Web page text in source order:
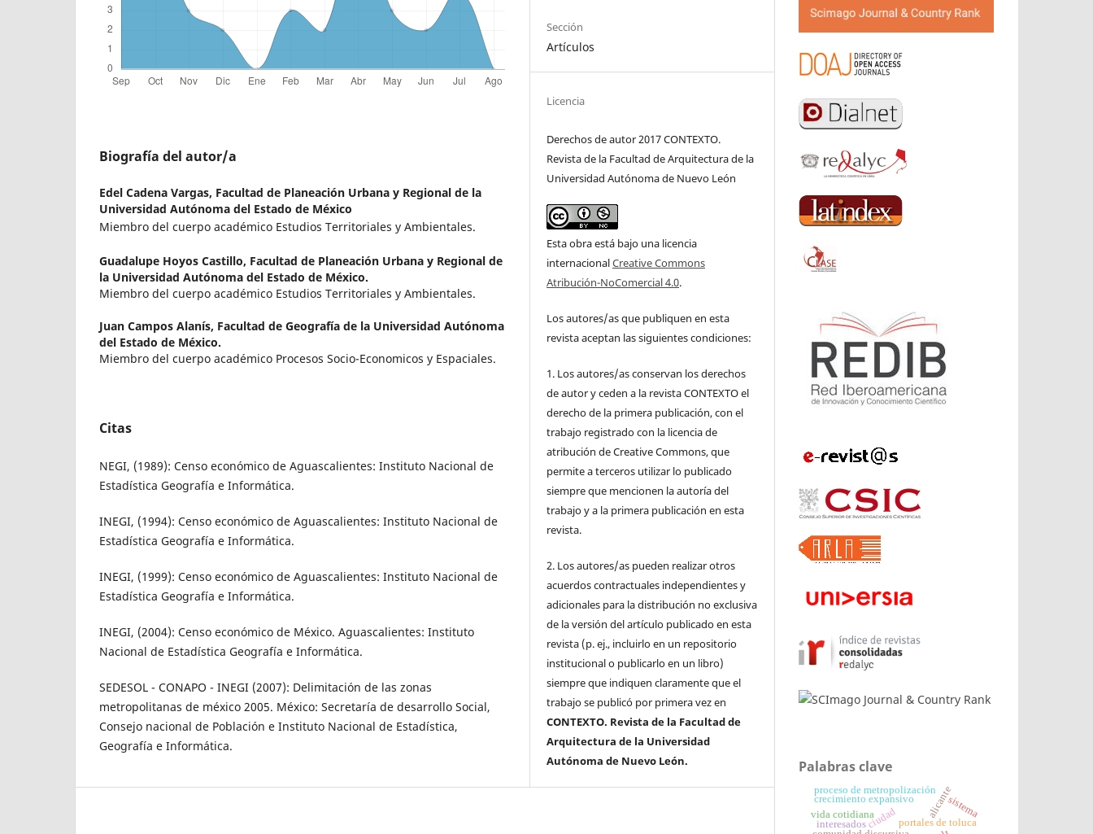
Biografía del autor/a
Edel Cadena Vargas, Facultad de Planeación Urbana y Regional de la
Universidad Autónoma del Estado de México
Miembro del cuerpo académico Estudios Territoriales y Ambientales.
Guadalupe Hoyos Castillo, Facultad de Planeación Urbana y Regional de
la Universidad Autónoma del Estado de México.
Miembro del cuerpo académico Estudios Territoriales y Ambientales.
Juan Campos Alanís, Facultad de Geografía de la Universidad Autónoma
del Estado de México.
Miembro del cuerpo académico Procesos Socio-Economicos y Espaciales.
Citas
NEGI, (1989): Censo económico de Aguascalientes: Instituto Nacional de
Estadística Geografía e Informática.
INEGI, (1994): Censo económico de Aguascalientes: Instituto Nacional de
Estadística Geografía e Informática.
INEGI, (1999): Censo económico de Aguascalientes: Instituto Nacional de
Estadística Geografía e Informática.
INEGI, (2004): Censo económico de México. Aguascalientes: Instituto
Nacional de Estadística Geografía e Informática.
SEDESOL - CONAPO - INEGI (2007): Delimitación de las zonas
metropolitanas de méxico 2005. México: Secretaría de desarrollo Social,
Consejo nacional de Población e Instituto Nacional de Estadística,
Geografía e Informática.
Sección
Artículos
Licencia
Derechos de autor 2017 CONTEXTO.
Revista de la Facultad de Arquitectura de la
Universidad Autónoma de Nuevo León
Esta obra está bajo una licencia
internacionalCreative Commons
Atribución-NoComercial 4.0.
Los autores/as que publiquen en esta
revista aceptan las siguientes condiciones:
1. Los autores/as conservan los derechos
de autor y ceden a la revista CONTEXTO el
derecho de la primera publicación, con el
trabajo registrado con la licencia de
atribución de Creative Commons, que
permite a terceros utilizar lo publicado
siempre que mencionen la autoría del
trabajo y a la primera publicación en esta
revista.
2. Los autores/as pueden realizar otros
acuerdos contractuales independientes y
adicionales para la distribución no exclusiva
de la versión del artículo publicado en esta
revista (p. ej., incluirlo en un repositorio
institucional o publicarlo en un libro)
siempre que indiquen claramente que el
trabajo se publicó por primera vez en
CONTEXTO. Revista de la Facultad de
Arquitectura de la Universidad
Autónoma de Nuevo León.
Palabras clave
ciudad portales de toluca
vida cotidiana
crecimiento expansivo
proceso de metropolizaciónalicante
interesados
sistema